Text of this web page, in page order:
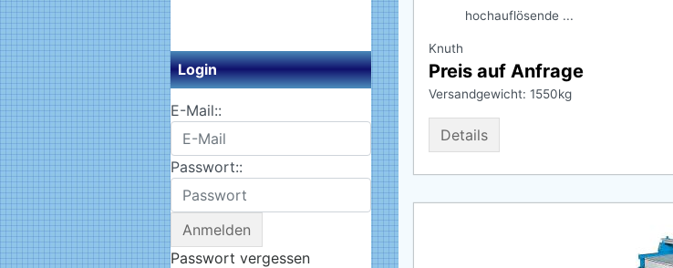
Login
E-Mail::
Passwort::
Passwort vergessen
hochauflösende ...
Knuth
Preis auf Anfrage
Versandgewicht: 1550kg
Details